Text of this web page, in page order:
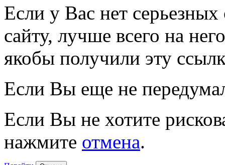
Если у Вас нет
сайту, лучше всего на
якобы получили эту
Если Вы еще не
Если Вы не хотите
нажмите отмена.